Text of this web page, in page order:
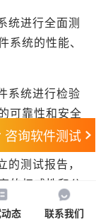
进行全面测
统的性能、
统进行检验
可靠性和安全
测试报告，
的权威性和公
咨询软件测试
态 联系我们